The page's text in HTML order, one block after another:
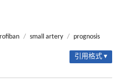
/ small artery / prognosis
引用格式 ▾